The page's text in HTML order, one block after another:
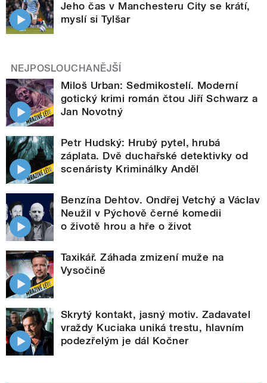
Jeho čas v Manchesteru City se krátí,
myslí si Tylšar
NEJPOSLOUCHANĚJŠÍ
Miloš Urban: Sedmikostelí. Moderní
gotický krimi román čtou Jiří Schwarz a
Jan Novotný
Petr Hudský: Hrubý pytel, hrubá
záplata. Dvě duchařské detektivky od
scenáristy Kriminálky Anděl
Benzína Dehtov. Ondřej Vetchý a Václav
Neužil v Pýchově černé komedii
o životě hrou a hře o život
Taxikář. Záhada zmizení muže na
Vysočině
Skrytý kontakt, jasný motiv. Zadavatel
vraždy Kuciaka uniká trestu, hlavním
podezřelým je dál Kočner